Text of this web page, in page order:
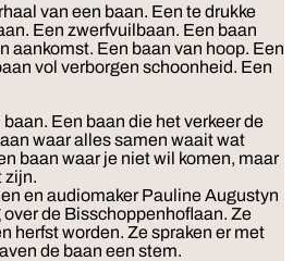
van een baan. Een te drukke
Een zwerfvuilbaan. Een baan
aankomst. Een baan van hoop. Een
vol verborgen schoonheid. Een
baan. Een baan die het verkeer de
waar alles samen waait wat
baan waar je niet wil komen, maar
zijn.
en audiomaker Pauline Augustyn
de Bisschoppenhoflaan. Ze
herfst worden. Ze spraken er met
de baan een stem.